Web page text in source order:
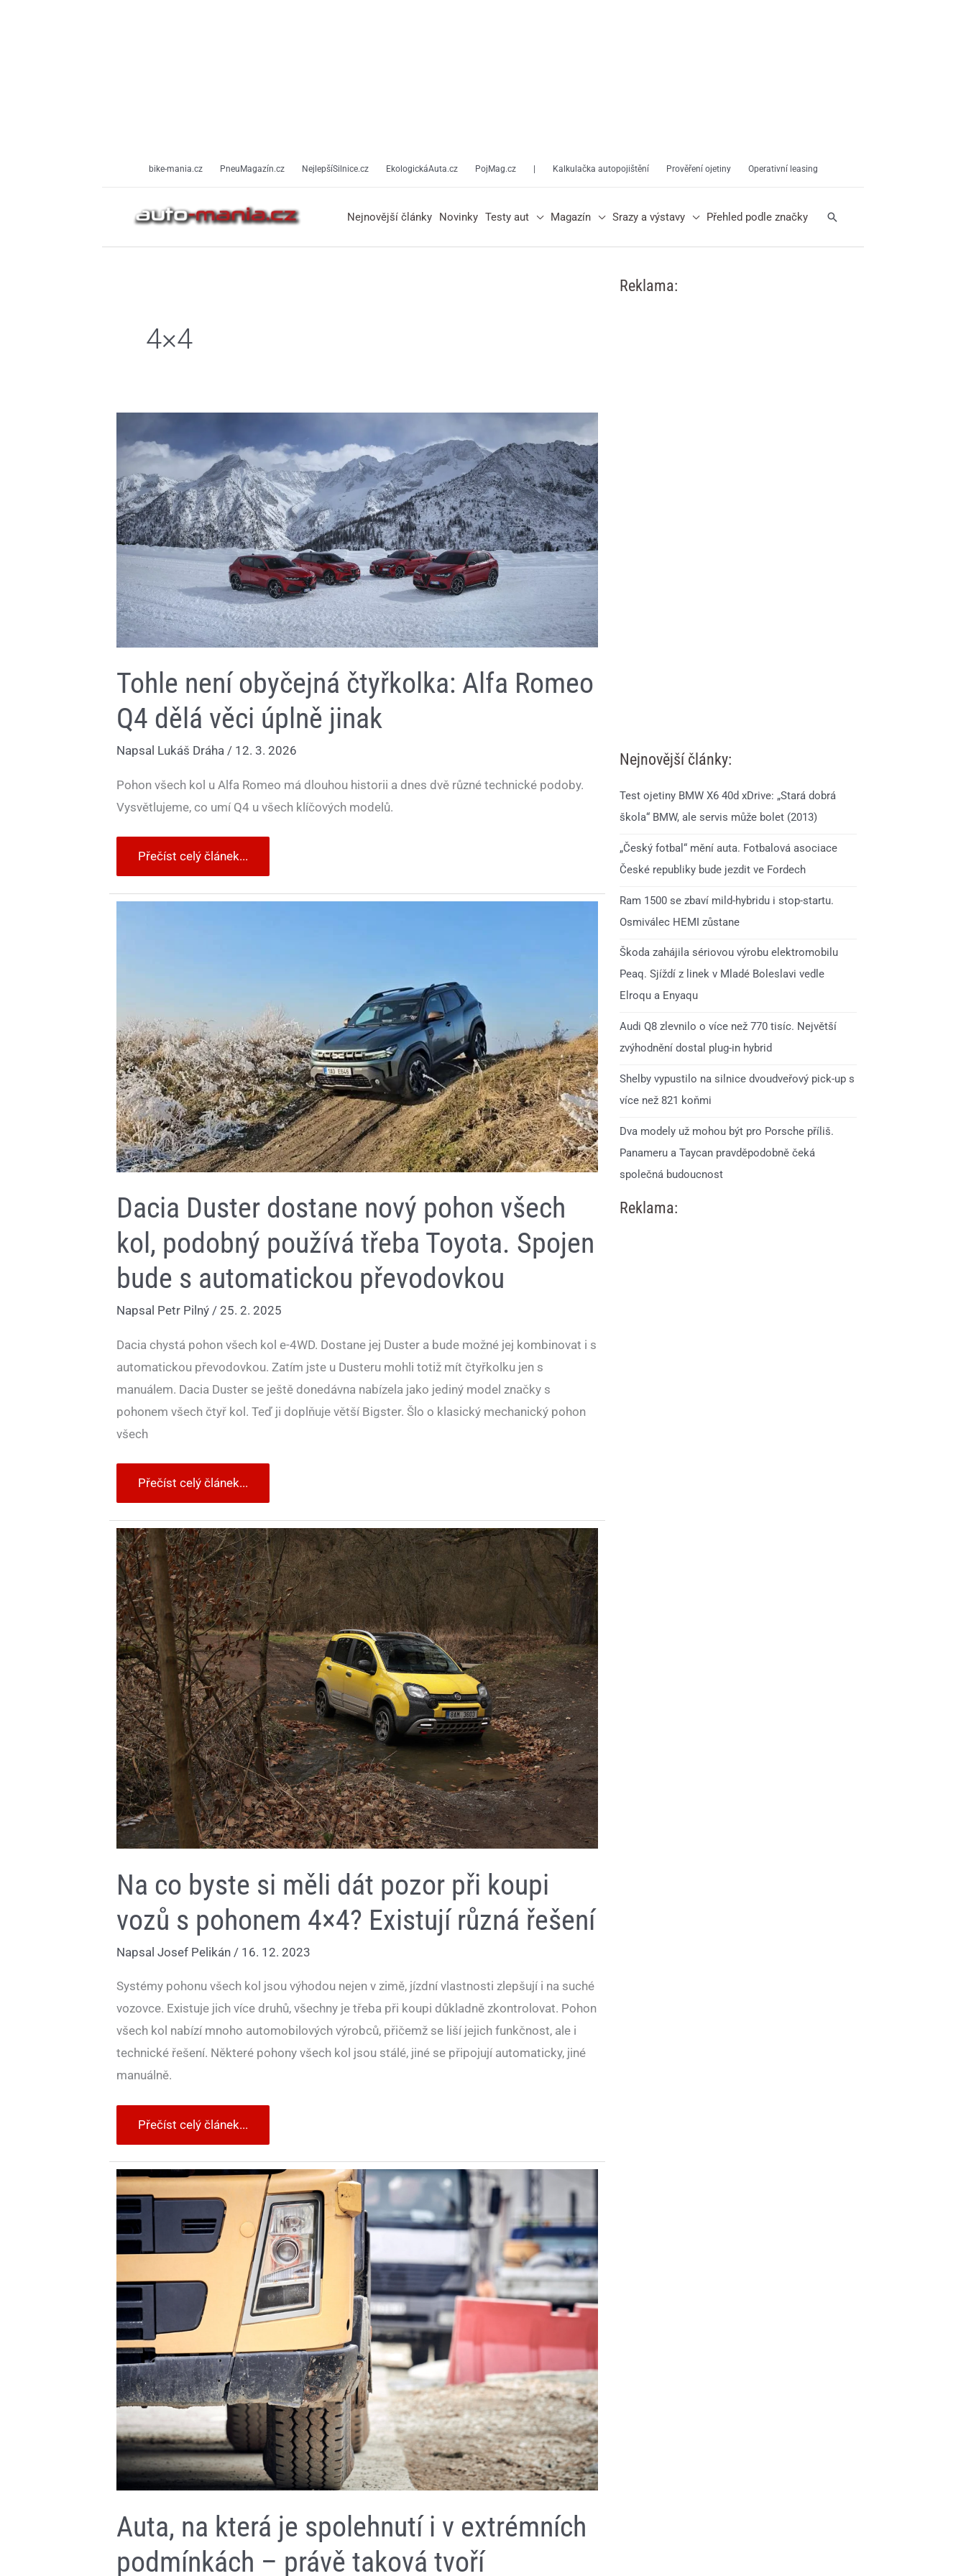
bike-mania.cz PneuMagazín.cz NejlepšíSilnice.cz EkologickáAuta.cz PojMag.cz Kalkulačka autopojištění Prověření ojetiny Operativní leasing
Nejnovější články Novinky Testy aut Magazín Srazy a výstavy Přehled podle značky Hledat
4×4
Tohle není obyčejná čtyřkolka: Alfa Romeo
Q4 dělá věci úplně jinak
Napsal Lukáš Dráha / 12. 3. 2026
Pohon všech kol u Alfa Romeo má dlouhou historii a dnes dvě různé technické podoby.
Vysvětlujeme, co umí Q4 u všech klíčových modelů.
obyčejná
čtyřkolka:
Romeo
Q4
dělá
věci
úplně
jinak
Přečíst celý článek...
Dacia Duster dostane nový pohon všech
kol, podobný používá třeba Toyota. Spojen
bude s automatickou převodovkou
Napsal Petr Pilný / 25. 2. 2025
Dacia chystá pohon všech kol e-4WD. Dostane jej Duster a bude možné jej kombinovat i s
automatickou převodovkou. Zatím jste u Dusteru mohli totiž mít čtyřkolku jen s
manuálem. Dacia Duster se ještě donedávna nabízela jako jediný model značky s
pohonem všech čtyř kol. Teď ji doplňuje větší Bigster. Šlo o klasický mechanický pohon
všech
Dacia
třeba
Toyota.
Spojen
bude
s
automatickou
převodovkou
Přečíst celý článek...
Na co byste si měli dát pozor při koupi
vozů s pohonem 4×4? Existují různá řešení
Napsal Josef Pelikán / 16. 12. 2023
Systémy pohonu všech kol jsou výhodou nejen v zimě, jízdní vlastnosti zlepšují i na suché
vozovce. Existuje jich více druhů, všechny je třeba při koupi důkladně zkontrolovat. Pohon
všech kol nabízí mnoho automobilových výrobců, přičemž se liší jejich funkčnost, ale i
technické řešení. Některé pohony všech kol jsou stálé, jiné se připojují automaticky, jiné
manuálně.
Na
co
byste
si
měli
dát
pozor
při
koupi
vozů
s pohonem
4×4?
Existují
různá
řešení
Přečíst celý článek...
Auta, na která je spolehnutí i v extrémních
podmínkách – právě taková tvoří
Auta,
která
je
spolehnutí
i
v extrémních
právě
taková
tvoří
společnost
Dajbych
4×4
Reklama:
Nejnovější články:
Test ojetiny BMW X6 40d xDrive: „Stará dobrá
škola“ BMW, ale servis může bolet (2013)
„Český fotbal“ mění auta. Fotbalová asociace
České republiky bude jezdit ve Fordech
Ram 1500 se zbaví mild-hybridu i stop-startu.
Osmiválec HEMI zůstane
Škoda zahájila sériovou výrobu elektromobilu
Peaq. Sjíždí z linek v Mladé Boleslavi vedle
Elroqu a Enyaqu
Audi Q8 zlevnilo o více než 770 tisíc. Největší
zvýhodnění dostal plug-in hybrid
Shelby vypustilo na silnice dvoudveřový pick-up s
více než 821 koňmi
Dva modely už mohou být pro Porsche příliš.
Panameru a Taycan pravděpodobně čeká
společná budoucnost
Reklama: